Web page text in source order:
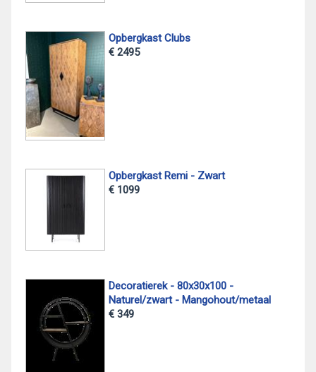
Opbergkast Clubs
€ 2495
Opbergkast Remi - Zwart
€ 1099
Decoratierek - 80x30x100 -
Naturel/zwart - Mangohout/metaal
€ 349